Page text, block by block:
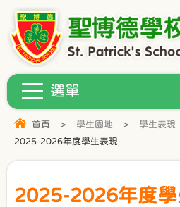
首頁 > 學生園地 > 學生表現
2025-2026年度學生表現
2025-2026年度學